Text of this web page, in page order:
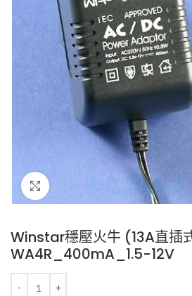
Winstar穩壓火牛 (13A直插
WA4R_400mA_1.5-12V